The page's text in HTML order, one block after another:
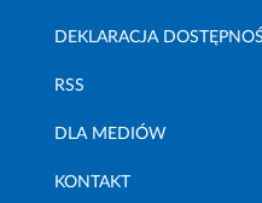
DEKLARACJA
RSS
DLA MEDIÓW
KONTAKT